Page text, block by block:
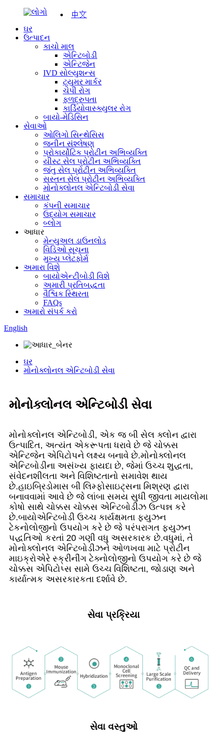
ઘર
ઉત્પાદન
કાચો માલ
એન્ટિબોડી
એન્ટિજેન
IVD સોલ્યુશન્સ
ટ્યુમર માર્કર
ચેપી રોગ
ફળદ્રુપતા
કાર્ડિયોવાસ્ક્યુલર રોગ
બાયો-મેડિસિન
સેવાઓ
ઓલિગો સિન્થેસિસ
જનીન સંશ્લેષણ
પ્રોકાર્યોટિક પ્રોટીન અભિવ્યક્તિ
યીસ્ટ સેલ પ્રોટીન અભિવ્યક્તિ
જંતુ સેલ પ્રોટીન અભિવ્યક્તિ
સસ્તન સેલ પ્રોટીન અભિવ્યક્તિ
મોનોક્લોનલ એન્ટિબોડી સેવા
સમાચાર
કંપની સમાચાર
ઉદ્યોગ સમાચાર
બ્લોગ
આધાર
મેન્યુઅલ ડાઉનલોડ
વિડિઓ સૂચના
મુખ્ય પ્લેટફોર્મ
અમારા વિશે
બાયોએન્ટીબોડી વિશે
અમારી પ્રતિબદ્ધતા
વૈશ્વિક સ્થિરતા
FAQs
અમારો સંપર્ક કરો
English
中文
ઘર
મોનોક્લોનલ એન્ટિબોડી સેવા
મોનોક્લોનલ એન્ટિબોડી સેવા
મોનોક્લોનલ એન્ટિબોડી, એક જ બી સેલ ક્લોન દ્વારા
ઉત્પાદિત, અત્યંત એકરૂપતા ધરાવે છે જે ચોક્કસ
એન્ટિજેન એપિટોપને લક્ષ્ય બનાવે છે.મોનોક્લોનલ
એન્ટિબોડીના અસંખ્ય ફાયદા છે, જેમાં ઉચ્ચ શુદ્ધતા,
સંવેદનશીલતા અને વિશિષ્ટતાનો સમાવેશ થાય
છે.હાઇબ્રિડોમાસ બી લિમ્ફોસાઇટ્સના મિશ્રણ દ્વારા
બનાવવામાં આવે છે જે લાંબા સમય સુધી જીવતા માયલોમા
કોષો સાથે ચોક્કસ ચોક્કસ એન્ટિબોડીઝ ઉત્પન્ન કરે
છે.બાયોએન્ટિબોડી ઉચ્ચ કાર્યક્ષમતા ફ્યુઝન
ટેકનોલોજીનો ઉપયોગ કરે છે જે પરંપરાગત ફ્યુઝન
પદ્ધતિઓ કરતાં 20 ગણી વધુ અસરકારક છે.વધુમાં, તે
મોનોક્લોનલ એન્ટિબોડીઝને ઓળખવા માટે પ્રોટીન
માઇક્રોએરે સ્ક્રીનીંગ ટેક્નોલોજીનો ઉપયોગ કરે છે જે
ચોક્કસ એપિટોપ્સ સામે ઉચ્ચ વિશિષ્ટતા, જોડાણ અને
કાર્યાત્મક અસરકારકતા દર્શાવે છે.
સેવા પ્રક્રિયા
સેવા વસ્તુઓ